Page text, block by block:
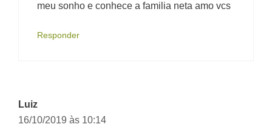
meu sonho e conhece a familia neta amo vcs
Responder
Luiz
16/10/2019 às 10:14